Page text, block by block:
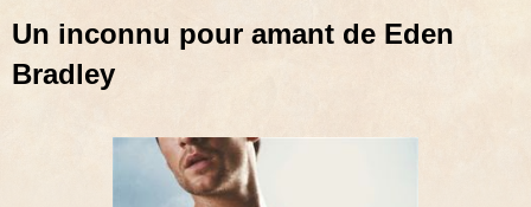
Un inconnu pour amant de Eden
Bradley